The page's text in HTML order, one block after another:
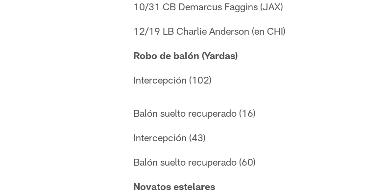
10/31 CB Demarcus Faggins (JAX)
12/19 LB Charlie Anderson (en CHI)
Robo de balón (Yardas)
Intercepción (102)
Balón suelto recuperado (16)
Intercepción (43)
Balón suelto recuperado (60)
Novatos estelares